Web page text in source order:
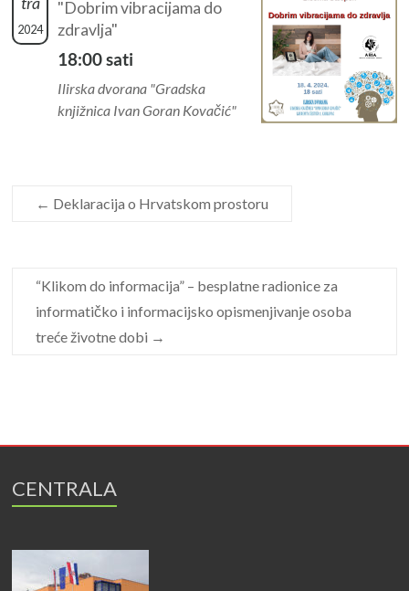
2024
"Dobrim vibracijama do
zdravlja"
18:00 sati
Ilirska dvorana "Gradska
knjižnica Ivan Goran Kovačić"
← Deklaracija o Hrvatskom prostoru
“Klikom do informacija” – besplatne radionice za
informatičko i informacijsko opismenjivanje osoba
treće životne dobi →
CENTRALA